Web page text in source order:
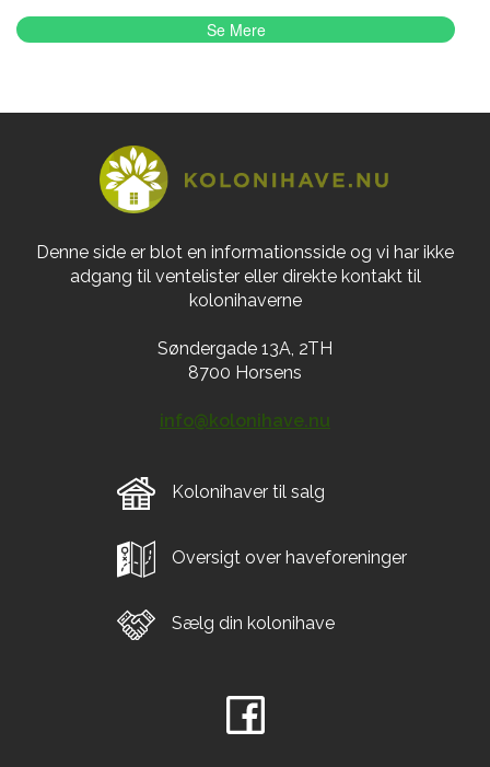
Se Mere
Denne side er blot en informationsside og vi har ikke
adgang til ventelister eller direkte kontakt til
kolonihaverne
Søndergade 13A, 2TH
8700 Horsens
info@kolonihave.nu
Kolonihaver til salg
Oversigt over haveforeninger
Sælg din kolonihave